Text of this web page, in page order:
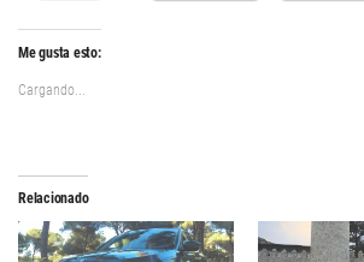
Me gusta esto:
Cargando...
Relacionado